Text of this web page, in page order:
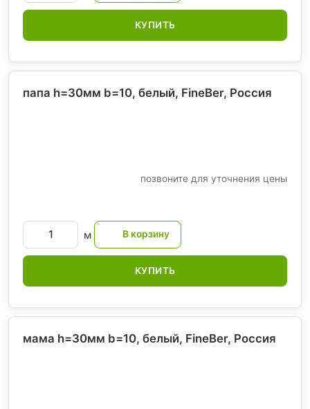
КУПИТЬ
папа h=30мм b=10, белый, FineBer, Россия
позвоните для уточнения цены
м
КУПИТЬ
мама h=30мм b=10, белый, FineBer, Россия